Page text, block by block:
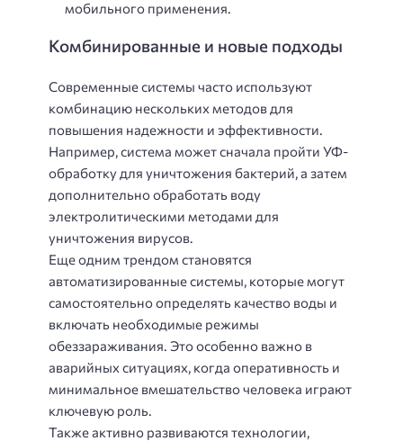
мобильного применения.
Комбинированные и новые подходы
Современные системы часто используют
комбинацию нескольких методов для
повышения надежности и эффективности.
Например, система может сначала пройти УФ-
обработку для уничтожения бактерий, а затем
дополнительно обработать воду
электролитическими методами для
уничтожения вирусов.
Еще одним трендом становятся
автоматизированные системы, которые могут
самостоятельно определять качество воды и
включать необходимые режимы
обеззараживания. Это особенно важно в
аварийных ситуациях, когда оперативность и
минимальное вмешательство человека играют
ключевую роль.
Также активно развиваются технологии,